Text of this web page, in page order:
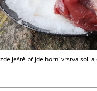
ještě přijde horní vrstva soli